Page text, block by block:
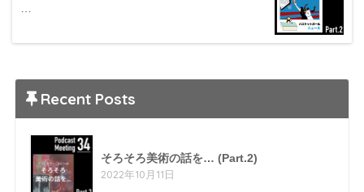
Recent Posts
そろそろ美術の話を… (Part.2)
2022年10月11日